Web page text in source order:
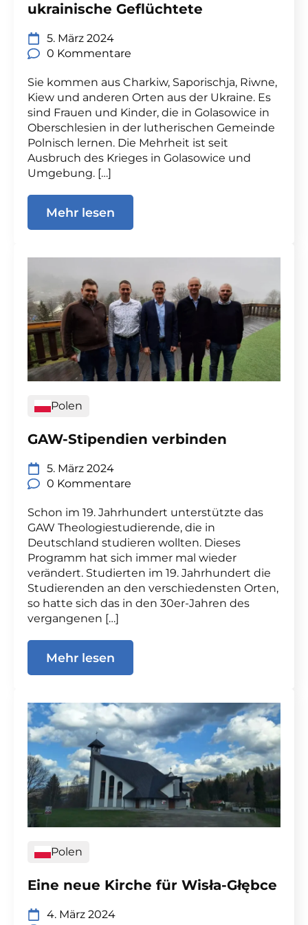
ukrainische Geflüchtete
5. März 2024
0 Kommentare
Sie kommen aus Charkiw, Saporischja, Riwne,
Kiew und anderen Orten aus der Ukraine. Es
sind Frauen und Kinder, die in Golasowice in
Oberschlesien in der lutherischen Gemeinde
Polnisch lernen. Die Mehrheit ist seit
Ausbruch des Krieges in Golasowice und
Umgebung. […]
Mehr lesen
Polen
GAW-Stipendien verbinden
5. März 2024
0 Kommentare
Schon im 19. Jahrhundert unterstützte das
GAW Theologiestudierende, die in
Deutschland studieren wollten. Dieses
Programm hat sich immer mal wieder
verändert. Studierten im 19. Jahrhundert die
Studierenden an den verschiedensten Orten,
so hatte sich das in den 30er-Jahren des
vergangenen […]
Mehr lesen
Polen
Eine neue Kirche für Wisła-Głębce
4. März 2024